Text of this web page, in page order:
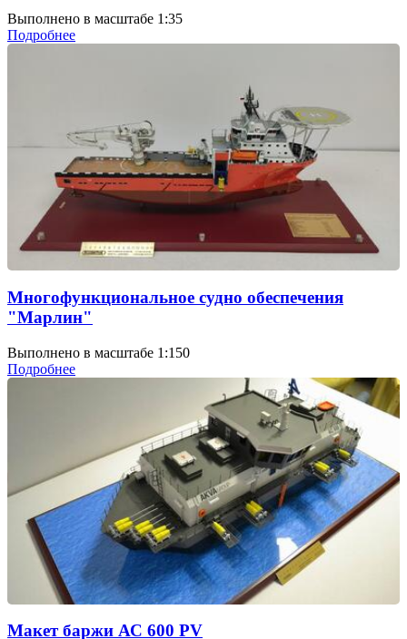
Выполнено в масштабе 1:35
Подробнее
Многофункциональное судно обеспечения
"Марлин"
Выполнено в масштабе 1:150
Подробнее
Макет баржи АС 600 PV